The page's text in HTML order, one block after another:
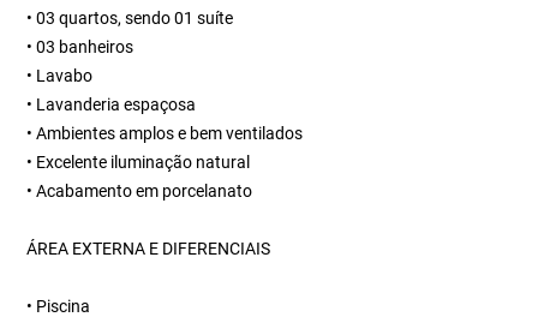
• 03 quartos, sendo 01 suíte
• 03 banheiros
• Lavabo
• Lavanderia espaçosa
• Ambientes amplos e bem ventilados
• Excelente iluminação natural
• Acabamento em porcelanato
ÁREA EXTERNA E DIFERENCIAIS
• Piscina